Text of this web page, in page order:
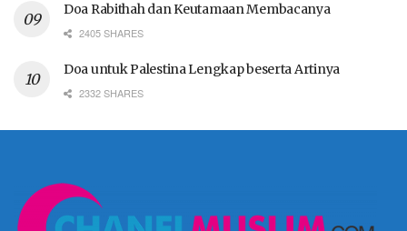
Doa Rabithah dan Keutamaan Membacanya
2405 SHARES
Doa untuk Palestina Lengkap beserta Artinya
2332 SHARES